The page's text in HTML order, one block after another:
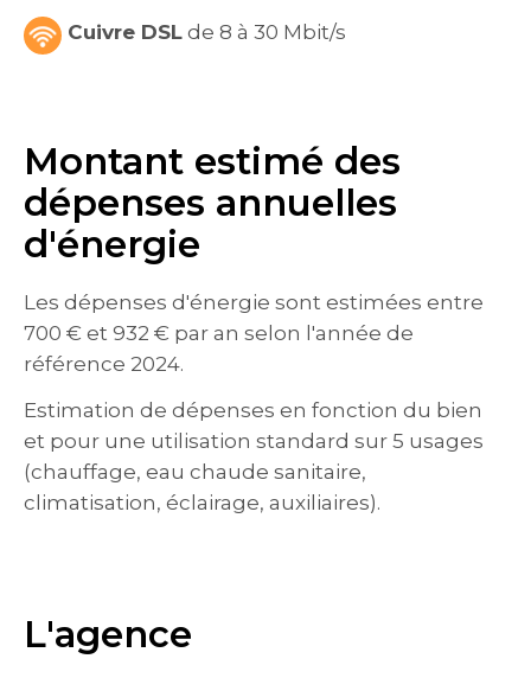
Cuivre DSL de 8 à 30 Mbit/s
Montant estimé des
dépenses annuelles
d'énergie
Les dépenses d'énergie sont estimées entre
700 € et 932 € par an selon l'année de
référence 2024.
Estimation de dépenses en fonction du bien
et pour une utilisation standard sur 5 usages
(chauffage, eau chaude sanitaire,
climatisation, éclairage, auxiliaires).
L'agence